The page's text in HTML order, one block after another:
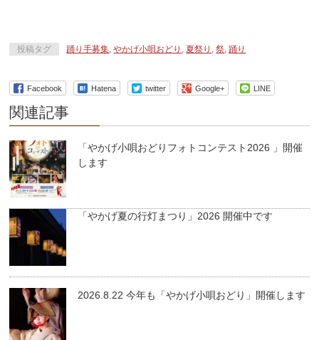
投稿タグ 踊り手募集 ,やかげ小唄おどり 夏祭り ,祭 ,踊り
Facebook Hatena twitter Google+ LINE
関連記事
「やかげ小唄おどりフォトコンテスト2026 」開催
します
「やかげ夏の行灯まつり」2026 開催中です
2026.8.22 今年も「やかげ小唄おどり」開催します